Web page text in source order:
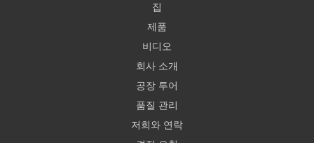
집
제품
비디오
회사 소개
공장 투어
품질 관리
저희와 연락